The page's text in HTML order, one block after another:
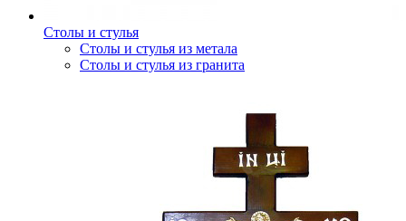
Столы и стулья
Столы и стулья из метала
Столы и стулья из гранита